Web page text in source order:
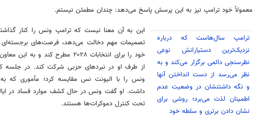
معمولاً خود ترامپ نیز به این پرسش پاسخ می‌دهد: چندان مطمئن نیستم.
ترامپ سال‌هاست که درباره
نزدیک‌ترین دستیارانش نوعی
نظرسنجی دائمی برگزار می‌کند و به
نظر می‌رسد از دست انداختن آنها
و نگه داشتنشان در وضعیت عدم
اطمینان لذت می‌برد؛ روشی برای
نشان دادن برتری و سلطه خود
این به آن معنا نیست که ترامپ ونس را کنار
تصمیمات مهم دخالت می‌دهد، فرصت‌های برجسته‌ای
از طرف او در نبردهای حزبی شرکت کند. در جلسه
ونس را با الیونت نس مقایسه کرد؛ مأموری که به
داشت. او گفت ونس در حال کشف موارد فساد در
تحت کنترل دموکرات‌ها هستند.